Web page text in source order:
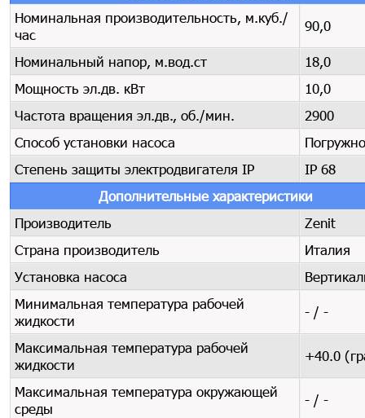
Номинальная производительность, м.куб./
час
90,0
Номинальный напор, м.вод.ст
18,0
Мощность эл.дв. кВт
10,0
Частота вращения эл.дв., об./мин.
2900
Способ установки насоса
Степень защиты электродвигателя IP
IP 68
Дополнительные характеристики
Производитель
Zenit
Страна производитель
Италия
Установка насоса
Минимальная температура рабочей
жидкости
- / -
Максимальная температура рабочей
жидкости
+40.0
Максимальная температура окружающей
среды
- / -